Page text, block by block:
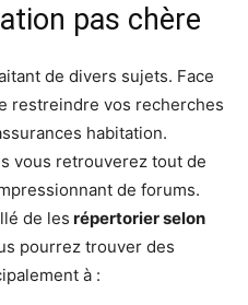
pas chère
de divers sujets. Face
restreindre vos recherches
habitation.
vous retrouverez tout de
de forums.
de les répertorier selon
pourrez trouver des
à :